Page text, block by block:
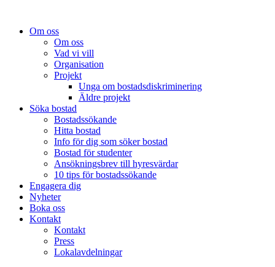
Om oss
Om oss
Vad vi vill
Organisation
Projekt
Unga om bostadsdiskriminering
Äldre projekt
Söka bostad
Bostadssökande
Hitta bostad
Info för dig som söker bostad
Bostad för studenter
Ansökningsbrev till hyresvärdar
10 tips för bostadssökande
Engagera dig
Nyheter
Boka oss
Kontakt
Kontakt
Press
Lokalavdelningar